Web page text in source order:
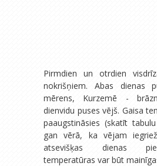
Pirmdien un otrdien
nokrišņiem. Abas dienas
mērens, Kurzemē -
dienvidu puses vējš. Gaisa
paaugstināsies (skatīt
gan vērā, ka vējam
atsevišķas dienas
temperatūras var būt